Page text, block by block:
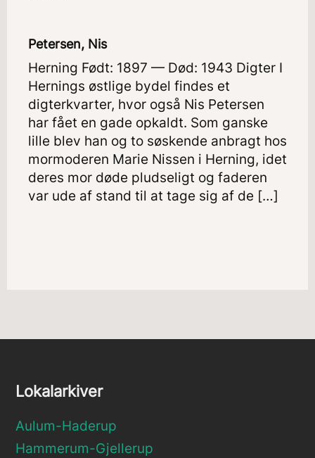
Petersen, Nis
Herning Født: 1897 — Død: 1943 Digter I
Hernings østlige bydel findes et
digterkvarter, hvor også Nis Petersen
har fået en gade opkaldt. Som ganske
lille blev han og to søskende anbragt hos
mormoderen Marie Nissen i Herning, idet
deres mor døde pludseligt og faderen
var ude af stand til at tage sig af de […]
Lokalarkiver
Aulum-Haderup
Hammerum-Gjellerup